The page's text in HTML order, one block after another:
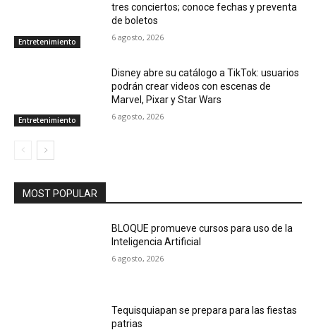
Entretenimiento
tres conciertos; conoce fechas y preventa
de boletos
6 agosto, 2026
Entretenimiento
Disney abre su catálogo a TikTok: usuarios
podrán crear videos con escenas de
Marvel, Pixar y Star Wars
6 agosto, 2026
MOST POPULAR
BLOQUE promueve cursos para uso de la
Inteligencia Artificial
6 agosto, 2026
Tequisquiapan se prepara para las fiestas
patrias